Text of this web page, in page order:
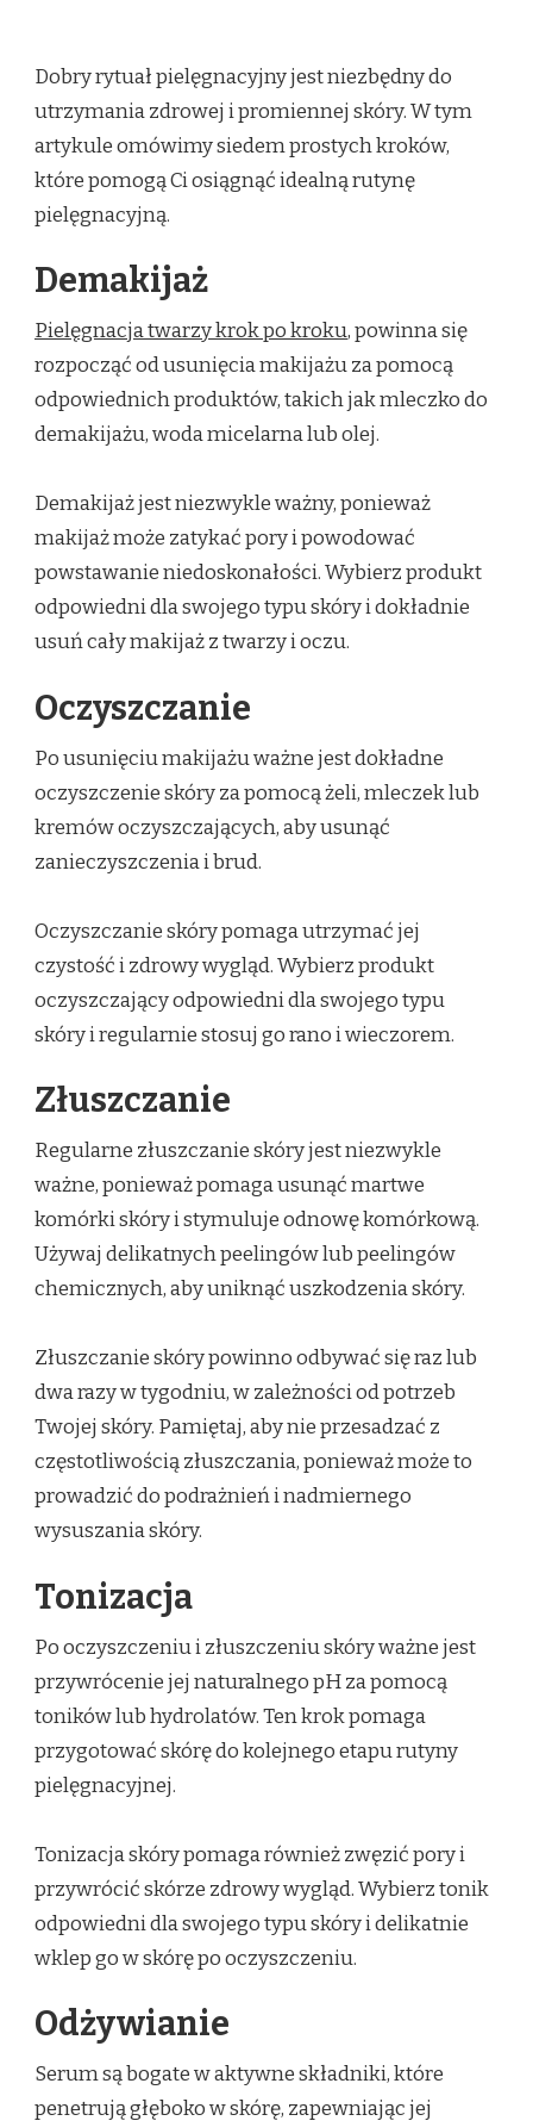
DO
PIELĘGNACJI
TWARZY
Dobry rytuał pielęgnacyjny jest niezbędny do
utrzymania zdrowej i promiennej skóry. W tym
artykule omówimy siedem prostych kroków,
które pomogą Ci osiągnąć idealną rutynę
pielęgnacyjną.
Demakijaż
Pielęgnacja twarzy krok po kroku, powinna się
rozpocząć od usunięcia makijażu za pomocą
odpowiednich produktów, takich jak mleczko do
demakijażu, woda micelarna lub olej.
Demakijaż jest niezwykle ważny, ponieważ
makijaż może zatykać pory i powodować
powstawanie niedoskonałości. Wybierz produkt
odpowiedni dla swojego typu skóry i dokładnie
usuń cały makijaż z twarzy i oczu.
Oczyszczanie
Po usunięciu makijażu ważne jest dokładne
oczyszczenie skóry za pomocą żeli, mleczek lub
kremów oczyszczających, aby usunąć
zanieczyszczenia i brud.
Oczyszczanie skóry pomaga utrzymać jej
czystość i zdrowy wygląd. Wybierz produkt
oczyszczający odpowiedni dla swojego typu
skóry i regularnie stosuj go rano i wieczorem.
Złuszczanie
Regularne złuszczanie skóry jest niezwykle
ważne, ponieważ pomaga usunąć martwe
komórki skóry i stymuluje odnowę komórkową.
Używaj delikatnych peelingów lub peelingów
chemicznych, aby uniknąć uszkodzenia skóry.
Złuszczanie skóry powinno odbywać się raz lub
dwa razy w tygodniu, w zależności od potrzeb
Twojej skóry. Pamiętaj, aby nie przesadzać z
częstotliwością złuszczania, ponieważ może to
prowadzić do podrażnień i nadmiernego
wysuszania skóry.
Tonizacja
Po oczyszczeniu i złuszczeniu skóry ważne jest
przywrócenie jej naturalnego pH za pomocą
toników lub hydrolatów. Ten krok pomaga
przygotować skórę do kolejnego etapu rutyny
pielęgnacyjnej.
Tonizacja skóry pomaga również zwęzić pory i
przywrócić skórze zdrowy wygląd. Wybierz tonik
odpowiedni dla swojego typu skóry i delikatnie
wklep go w skórę po oczyszczeniu.
Odżywianie
Serum są bogate w aktywne składniki, które
penetrują głęboko w skórę, zapewniając jej